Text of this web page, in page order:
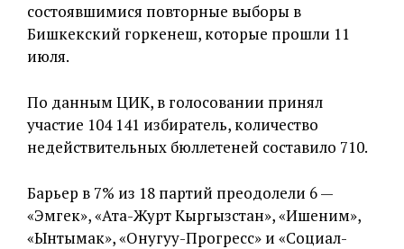
состоявшимися повторные выборы в
Бишкекский горкенеш, которые прошли 11
июля.
По данным ЦИК, в голосовании принял
участие 104 141 избиратель, количество
недействительных бюллетеней составило 710.
Барьер в 7% из 18 партий преодолели 6 —
«Эмгек», «Ата-Журт Кыргызстан», «Ишеним»,
«Ынтымак», «Онугуу-Прогресс» и «Социал-